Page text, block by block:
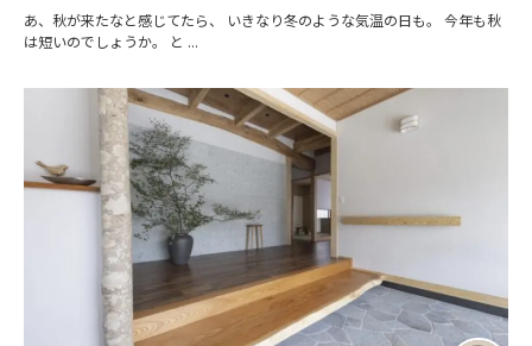
あ、秋が来たなと感じてたら、 いきなり冬のような気温の日も。 今年も秋
は短いのでしょうか。 と ...